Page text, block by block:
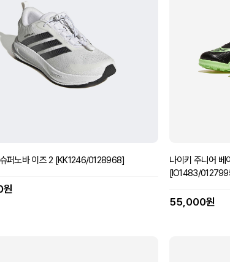
퍼노바 이즈 2 [KK1246/0128968]
나이키 주니어 베
[IO1483/
55,000원